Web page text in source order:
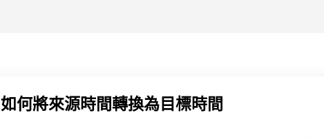
如何將來源時間轉換為目標時間